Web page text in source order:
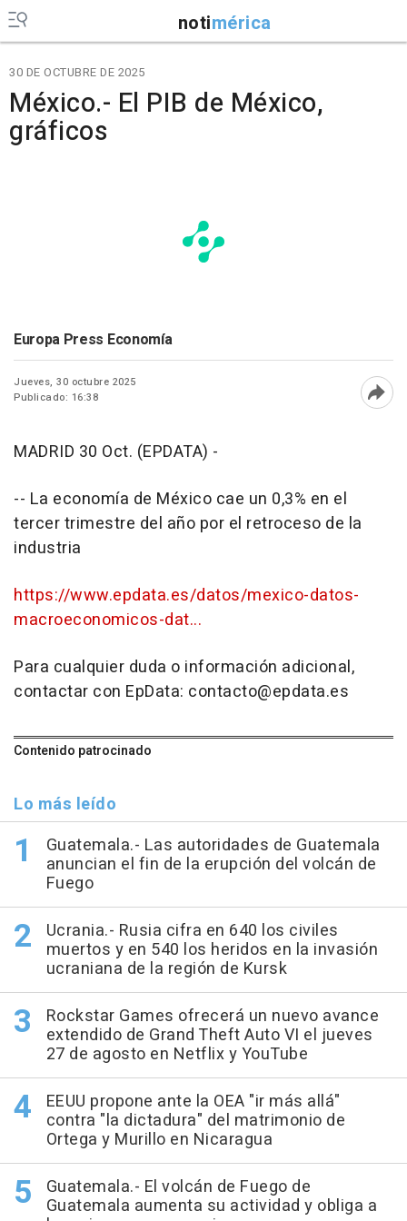
notimérica
30 DE OCTUBRE DE 2025
México.- El PIB de México,
gráficos
Europa Press Economía
Jueves, 30 octubre 2025
Publicado: 16:38
MADRID 30 Oct. (EPDATA) -
-- La economía de México cae un 0,3% en el
tercer trimestre del año por el retroceso de la
industria
https://www.epdata.es/datos/mexico-datos-
macroeconomicos-dat...
Para cualquier duda o información adicional,
contactar con EpData: contacto@epdata.es
Contenido patrocinado
Lo más leído
Guatemala.- Las autoridades de Guatemala
anuncian el fin de la erupción del volcán de
Fuego
Ucrania.- Rusia cifra en 640 los civiles
muertos y en 540 los heridos en la invasión
ucraniana de la región de Kursk
Rockstar Games ofrecerá un nuevo avance
extendido de Grand Theft Auto VI el jueves
27 de agosto en Netflix y YouTube
EEUU propone ante la OEA "ir más allá"
contra "la dictadura" del matrimonio de
Ortega y Murillo en Nicaragua
Guatemala.- El volcán de Fuego de
Guatemala aumenta su actividad y obliga a